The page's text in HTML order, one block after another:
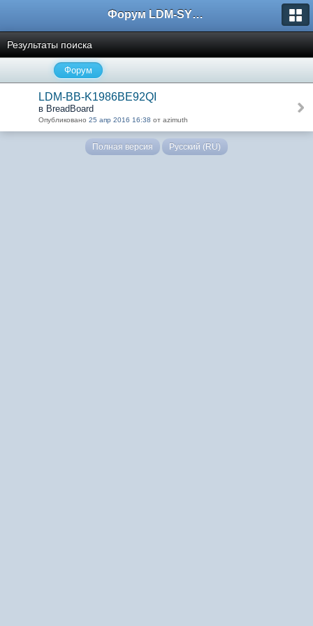
Форум LDM-SYSTEMS
Результаты поиска
Форум
LDM-BB-K1986BE92QI
в BreadBoard
Опубликовано 25 апр 2016 16:38 от azimuth
Полная версия Русский (RU)